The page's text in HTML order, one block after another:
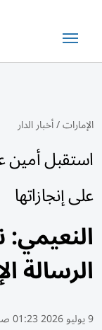
الإمارات/أخبار الدار
استقبل أمين
على إنجازاتها
الرسالة
9 يوليو 2026 01:23 صباحًا